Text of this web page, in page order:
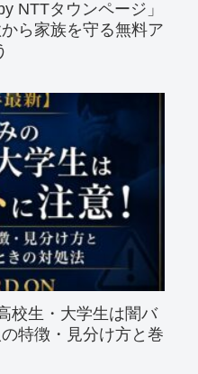
NTTタウンページ」
ら家族を守る無料ア
校生・大学生は闇バ
特徴・見分け方と巻